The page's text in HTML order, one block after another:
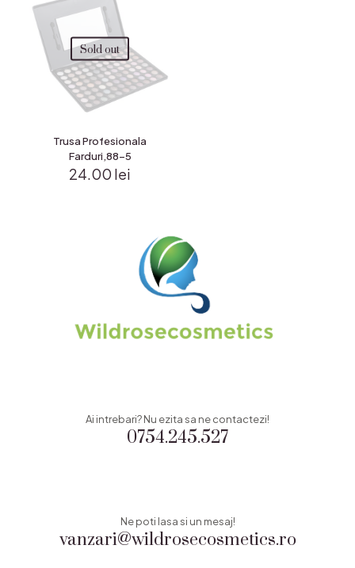
Sold out
Trusa Profesionala
Farduri,88-5
24.00 lei
0754.245.527
Ai intrebari? Nu ezita sa ne contactezi!
vanzari@wildrosecosmetics.ro
Ne poti lasa si un mesaj!